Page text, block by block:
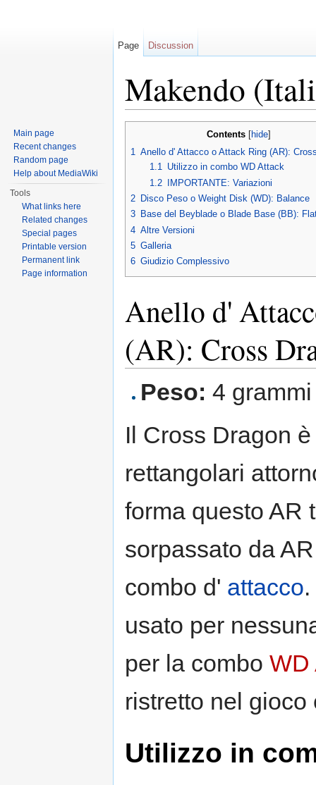
Makendo
Contents[ hide]
1 Anello d' Attacco o Attack Ring (AR):
1.1 Utilizzo in combo WD Attack
1.2
IMPORTANTE: Variazioni
2 Disco Peso o Weight Disk (WD): Balance
3 Base del Beyblade o Blade Base (BB):
4 Altre Versioni
5 Galleria
6 Giudizio Complessivo
Anello d'
(AR): Cross
Peso: 4 grammi
Il Cross Dragon
rettangolari
forma questo AR
sorpassato da
combo d' attacco
usato per
per la combo WD
ristretto nel gioco
Utilizzo in
Page Discussion
Main page
Recent changes
Random page
Help about MediaWiki
Tools
What links here
Related changes
Special pages
Printable version
Permanent link
Page information